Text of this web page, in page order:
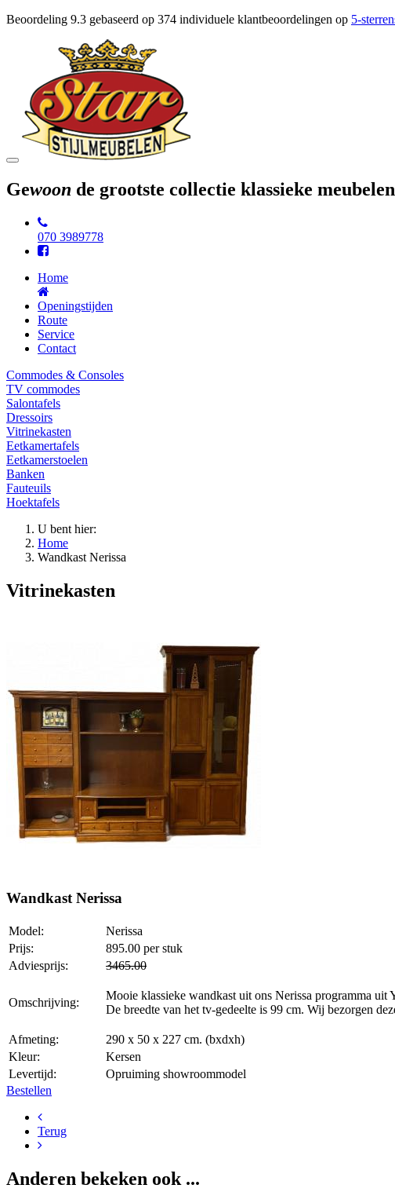
Beoordeling 9.3 gebaseerd op 374 individuele klantbeoordelingen op 5-
Toggle
Gewoon de grootste collectie klassieke
070 3989778
Home
Openingstijden
Route
Service
Contact
Commodes & Consoles
TV commodes
Salontafels
Dressoirs
Vitrinekasten
Eetkamertafels
Eetkamerstoelen
Banken
Fauteuils
Hoektafels
U bent hier:
Home
Wandkast Nerissa
Vitrinekasten
Wandkast Nerissa
Model:
Nerissa
Prijs:
895.00 per stuk
Adviesprijs:
3465.00
Omschrijving:
Mooie klassieke wandkast uit ons Nerissa programma uit
De breedte van het tv-gedeelte is 99 cm. Wij bezorgen
Afmeting:
290 x 50 x 227 cm. (bxdxh)
Kleur:
Kersen
Levertijd:
Opruiming showroommodel
Bestellen
Terug
Anderen bekeken ook ...